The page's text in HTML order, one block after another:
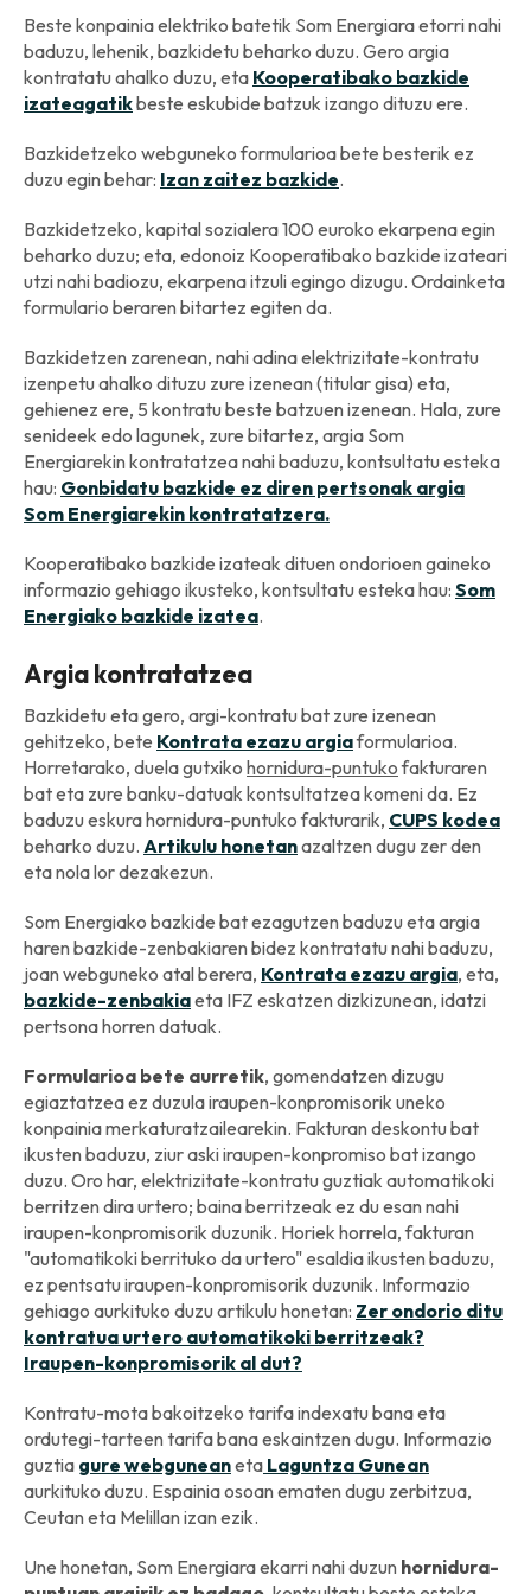
Beste konpainia elektriko batetik Som Energiara etorri nahi
baduzu, lehenik, bazkidetu beharko duzu. Gero argia
kontratatu ahalko duzu, eta Kooperatibako bazkide
izateagatikbeste eskubide batzuk izango dituzu ere.
Bazkidetzeko webguneko formularioa bete besterik ez
duzu egin behar: Izan zaitez bazkide.
Bazkidetzeko, kapital sozialera 100 euroko ekarpena egin
beharko duzu; eta, edonoiz Kooperatibako bazkide izateari
utzi nahi badiozu, ekarpena itzuli egingo dizugu. Ordainketa
formulario beraren bitartez egiten da.
Bazkidetzen zarenean, nahi adina elektrizitate-kontratu
izenpetu ahalko dituzu zure izenean (titular gisa) eta,
gehienez ere, 5 kontratu beste batzuen izenean. Hala, zure
senideek edo lagunek, zure bitartez, argia Som
Energiarekin kontratatzea nahi baduzu, kontsultatu esteka
hau: Gonbidatu bazkide ez diren pertsonak argia
Som Energiarekin kontratatzera.
Kooperatibako bazkide izateak dituen ondorioen gaineko
informazio gehiago ikusteko, kontsultatu esteka hau: Som
Energiako bazkide izatea.
Argia kontratatzea
Bazkidetu eta gero, argi-kontratu bat zure izenean
gehitzeko, bete Kontrata ezazu argiaformularioa.
Horretarako, duela gutxiko hornidura-puntukofakturaren
bat eta zure banku-datuak kontsultatzea komeni da. Ez
baduzu eskura hornidura-puntuko fakturarik, CUPS kodea
beharko duzu. Artikulu honetanazaltzen dugu zer den
eta nola lor dezakezun.
Som Energiako bazkide bat ezagutzen baduzu eta argia
haren bazkide-zenbakiaren bidez kontratatu nahi baduzu,
joan webguneko atal berera, Kontrata ezazu argia, eta,
bazkide-zenbakiaeta IFZ eskatzen dizkizunean, idatzi
pertsona horren datuak.
Formularioa bete aurretik, gomendatzen dizugu
egiaztatzea ez duzula iraupen-konpromisorik uneko
konpainia merkaturatzailearekin. Fakturan deskontu bat
ikusten baduzu, ziur aski iraupen-konpromiso bat izango
duzu. Oro har, elektrizitate-kontratu guztiak automatikoki
berritzen dira urtero; baina berritzeak ez du esan nahi
iraupen-konpromisorik duzunik. Horiek horrela, fakturan
"automatikoki berrituko da urtero" esaldia ikusten baduzu,
ez pentsatu iraupen-konpromisorik duzunik. Informazio
gehiago aurkituko duzu artikulu honetan: Zer ondorio ditu
kontratua urtero automatikoki berritzeak?
Iraupen-konpromisorik al dut?
Kontratu-mota bakoitzeko tarifa indexatu bana eta
ordutegi-tarteen tarifa bana eskaintzen dugu. Informazio
guztia gure webguneaneta Laguntza Gunean
aurkituko duzu. Espainia osoan ematen dugu zerbitzua,
Ceutan eta Melillan izan ezik.
Une honetan, Som Energiara ekarri nahi duzun hornidura-